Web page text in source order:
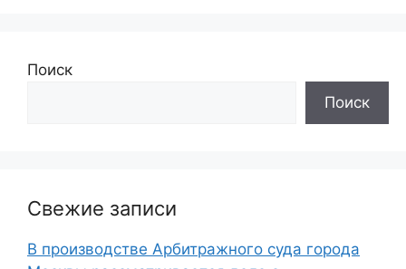
Поиск
Поиск
Свежие записи
В производстве Арбитражного суда города